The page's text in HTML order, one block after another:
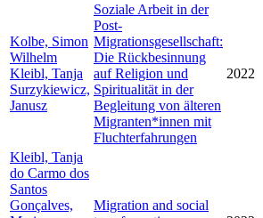
Kolbe, Simon
Wilhelm
Kleibl, Tanja
Surzykiewicz,
Janusz
Soziale Arbeit in der
Post-
Migrationsgesellschaft:
Die Rückbesinnung
auf Religion und
Spiritualität in der
Begleitung von älteren
Migranten*innen mit
Fluchterfahrungen
2022
Kleibl, Tanja
do Carmo dos
Santos
Gonçalves,
Migration and social